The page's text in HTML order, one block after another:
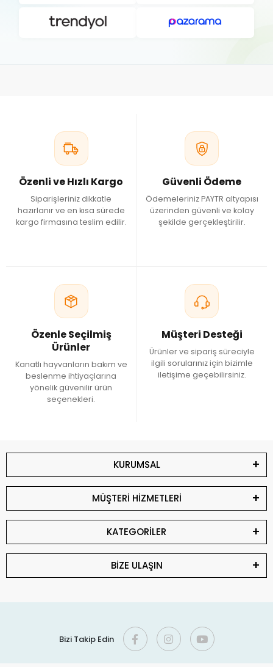
Özenli ve Hızlı Kargo
Siparişleriniz dikkatle
hazırlanır ve en kısa sürede
kargo firmasına teslim edilir.
Güvenli Ödeme
Ödemeleriniz PAYTR altyapısı
üzerinden güvenli ve kolay
şekilde gerçekleştirilir.
Özenle Seçilmiş
Ürünler
Kanatlı hayvanların bakım ve
beslenme ihtiyaçlarına
yönelik güvenilir ürün
seçenekleri.
Müşteri Desteği
Ürünler ve sipariş süreciyle
ilgili sorularınız için bizimle
iletişime geçebilirsiniz.
KURUMSAL
MÜŞTERİ HİZMETLERİ
KATEGORİLER
BİZE ULAŞIN
Bizi Takip Edin